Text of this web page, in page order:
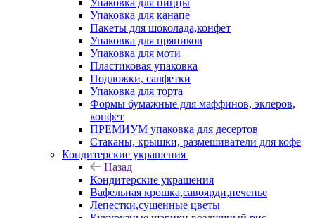
Упаковка для пиццы
Упаковка для канапе
Пакеты для шоколада,конфет
Упаковка для пряников
Упаковка для моти
Пластиковая упаковка
Подложки, салфетки
Упаковка для торта
Формы бумажные для маффинов, эклеров,
конфет
ПРЕМИУМ упаковка для десертов
Стаканы, крышки, размешиватели для кофе
Кондитерские украшения
Назад
Кондитерские украшения
Вафельная крошка,савоярди,печенье
Лепестки,сушенные цветы